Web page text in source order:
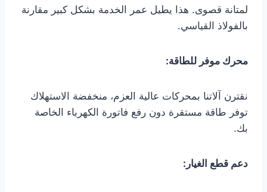
لمتانة قصوى. هذا يطيل عمر الخدمة بشكل كبير مقارنة
بالفولاذ القياسي.
محرك موفر للطاقة:
نقترن آلاتنا بمحركات عالية العزم، منخفضة الاستهلاك
توفر طاقة مستقرة دون رفع فاتورة الكهرباء الخاصة
بك.
دعم قطع الغيار: